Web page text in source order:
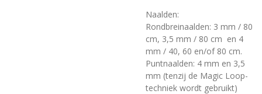
Naalden:
Rondbreinaalden: 3 mm / 80
cm, 3,5 mm / 80 cm en 4
mm / 40, 60 en/of 80 cm.
Puntnaalden: 4 mm en 3,5
mm (tenzij de Magic Loop-
techniek wordt gebruikt)